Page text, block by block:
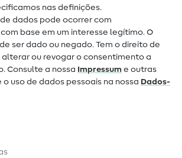
(FAQ)
nas definições.
dados pode ocorrer com
base em um interesse legítimo. O
ser dado ou negado. Tem o direito de
alterar ou revogar o consentimento a
Consulte a nossa Impressum e outras
uso de dados pessoais na nossa Dados­